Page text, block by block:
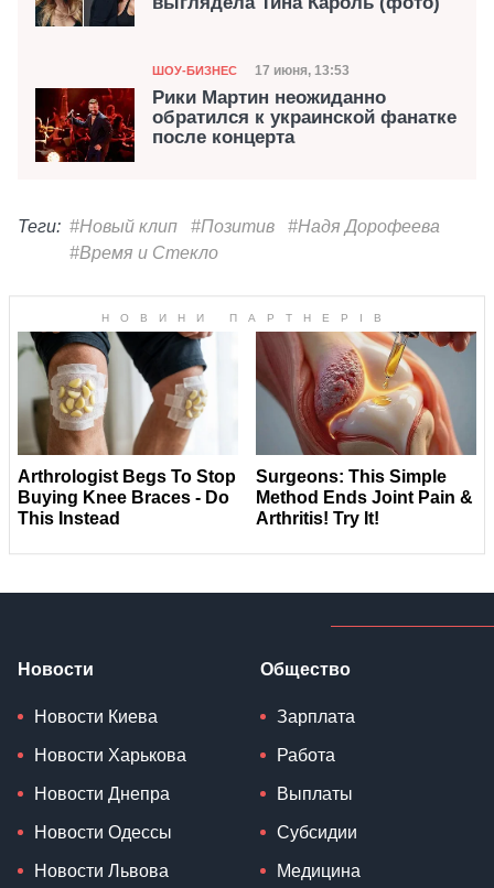
Категория
ШОУ-БИЗНЕС Дата публикации
17 июня, 13:53
Рики Мартин неожиданно
обратился к украинской фанатке
после концерта
Теги: #Новый клип #Позитив
#Надя Дорофеева
#Время и Стекло
Новости
Новости Киева
Новости Харькова
Новости Днепра
Новости Одессы
Новости Львова
Общество
Зарплата
Работа
Выплаты
Субсидии
Медицина